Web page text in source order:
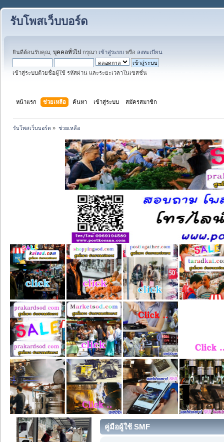
รับโพสเว็บบอร์ด
ยินดีต้อนรับคุณ, บุคคลทั่วไป กรุณา เข้าสู่ระบบ หรือ ลงทะเบียน
เข้าสู่ระบบด้วยชื่อผู้ใช้ รหัสผ่าน และระยะเวลาในเซสชั่น
หน้าแรก ช่วยเหลือ ค้นหา เข้าสู่ระบบ สมัครสมาชิก
รับโพสเว็บบอร์ด » ช่วยเหลือ
คู่มือผู้ใช้ SMF